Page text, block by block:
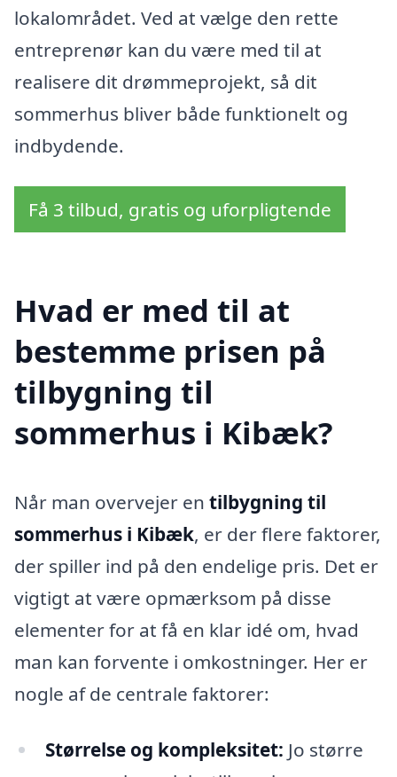
lokalområdet. Ved at vælge den rette
entreprenør kan du være med til at
realisere dit drømmeprojekt, så dit
sommerhus bliver både funktionelt og
indbydende.
Få 3 tilbud, gratis og uforpligtende
Hvad er med til at
bestemme prisen på
tilbygning til
sommerhus i Kibæk?
Når man overvejer en tilbygning til
sommerhus i Kibæk, er der flere faktorer,
der spiller ind på den endelige pris. Det er
vigtigt at være opmærksom på disse
elementer for at få en klar idé om, hvad
man kan forvente i omkostninger. Her er
nogle af de centrale faktorer:
Størrelse og kompleksitet: Jo større